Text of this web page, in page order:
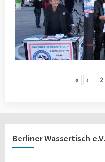
« ‹
Berliner Wassertisch e.V.